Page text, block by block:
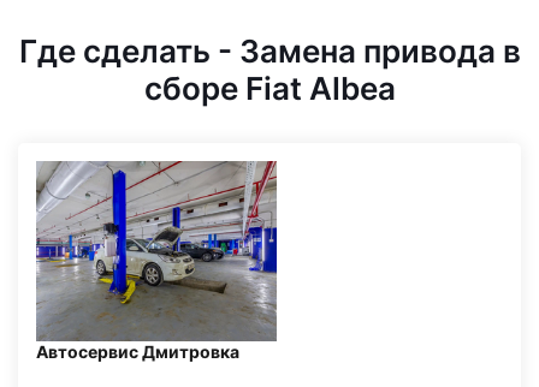
Где сделать - Замена привода в
сборе Fiat Albea
Автосервис Дмитровка